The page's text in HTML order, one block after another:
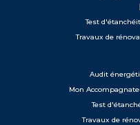
Test
Travaux de
Audit
Mon
Test
Travaux de